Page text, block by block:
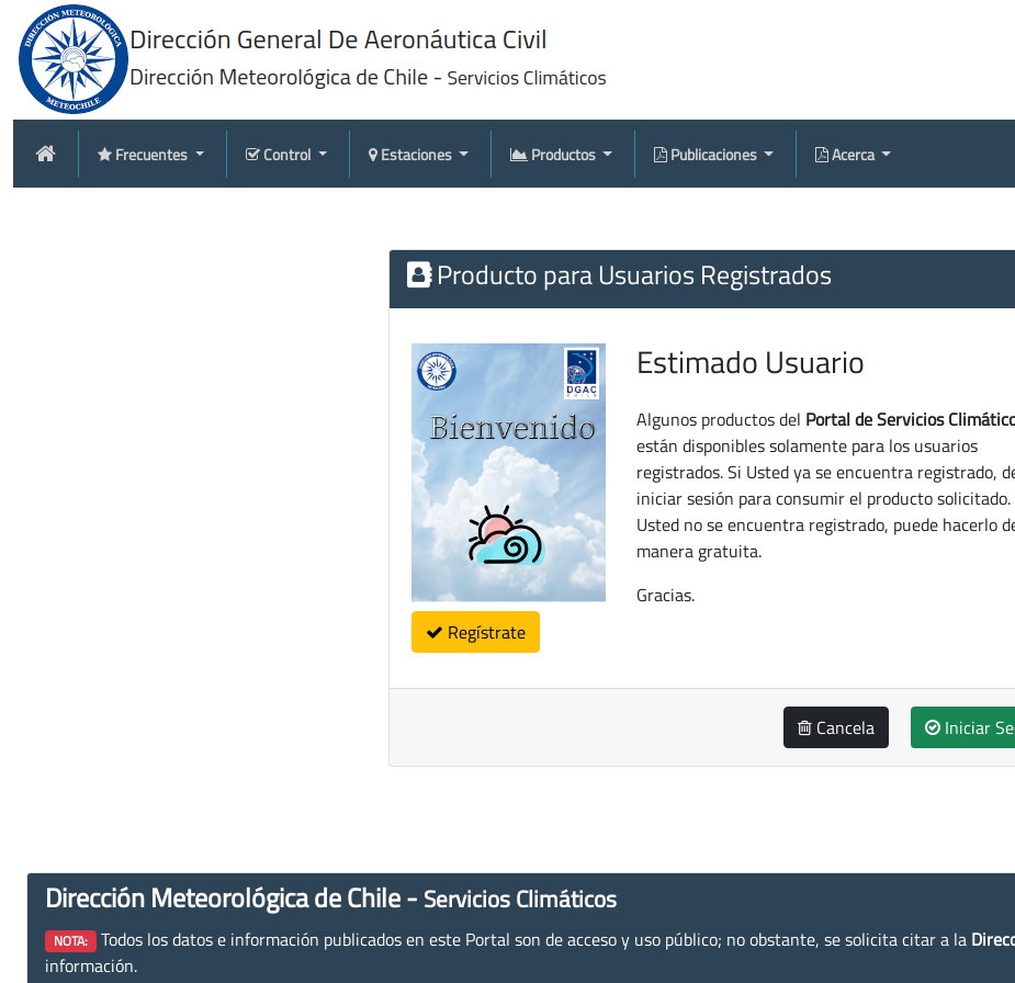
Frecuentes Control Estaciones Productos Publicaciones Acerca
Producto para Usuarios Registrados
Regístrate
Estimado Usuario
Algunos productos del Portal de Servicios
están disponibles solamente para los usuarios
registrados. Si Usted ya se encuentra registrado,
iniciar sesión para consumir el producto solicitado.
Usted no se encuentra registrado, puede hacerlo
manera gratuita.
Gracias.
Cancela Iniciar
Dirección Meteorológica de Chile - Servicios Climáticos
NOTA: Todos los datos e información publicados en este Portal son de acceso y uso público; no obstante, se solicita citar a la
información.